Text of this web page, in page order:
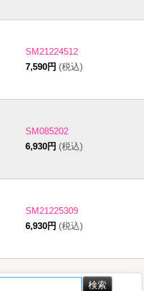
SM21224512
7,590円 (税込)
SM085202
6,930円 (税込)
SM21225309
6,930円 (税込)